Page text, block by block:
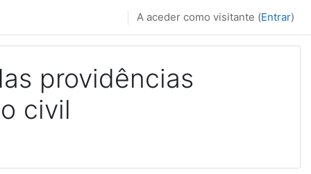
A aceder como visitante (Entrar)
providências
civil